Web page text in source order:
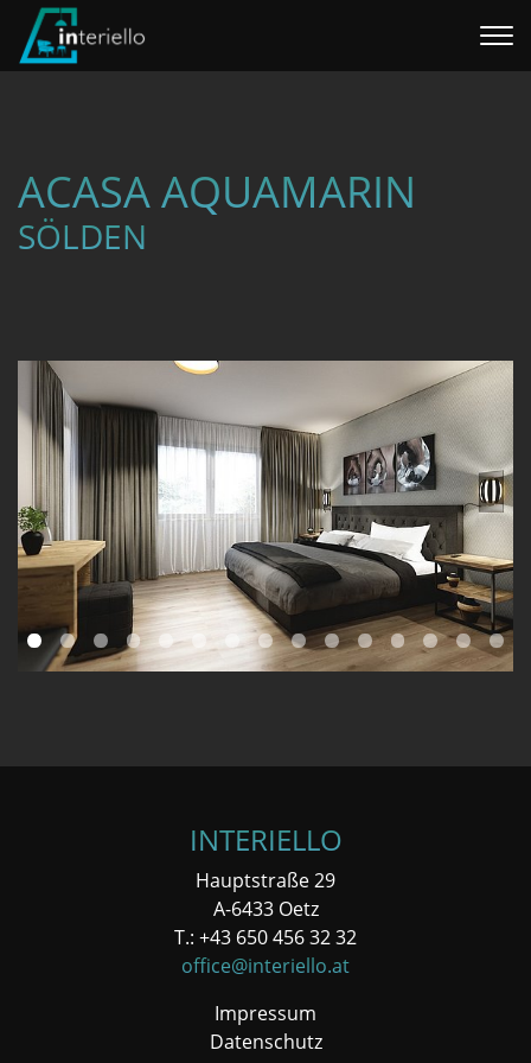
Referenzen
WILLHABEN SHOP
ACASA AQUAMARIN
SÖLDEN
INTERIELLO
Hauptstraße 29
A-6433 Oetz
T.: +43 650 456 32 32
office@interiello.at
Impressum
Datenschutz